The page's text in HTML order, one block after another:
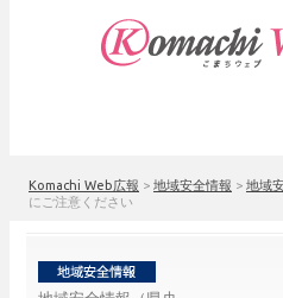
Komachi Web広報 > 地域安全情報 > 地域
にご注意ください